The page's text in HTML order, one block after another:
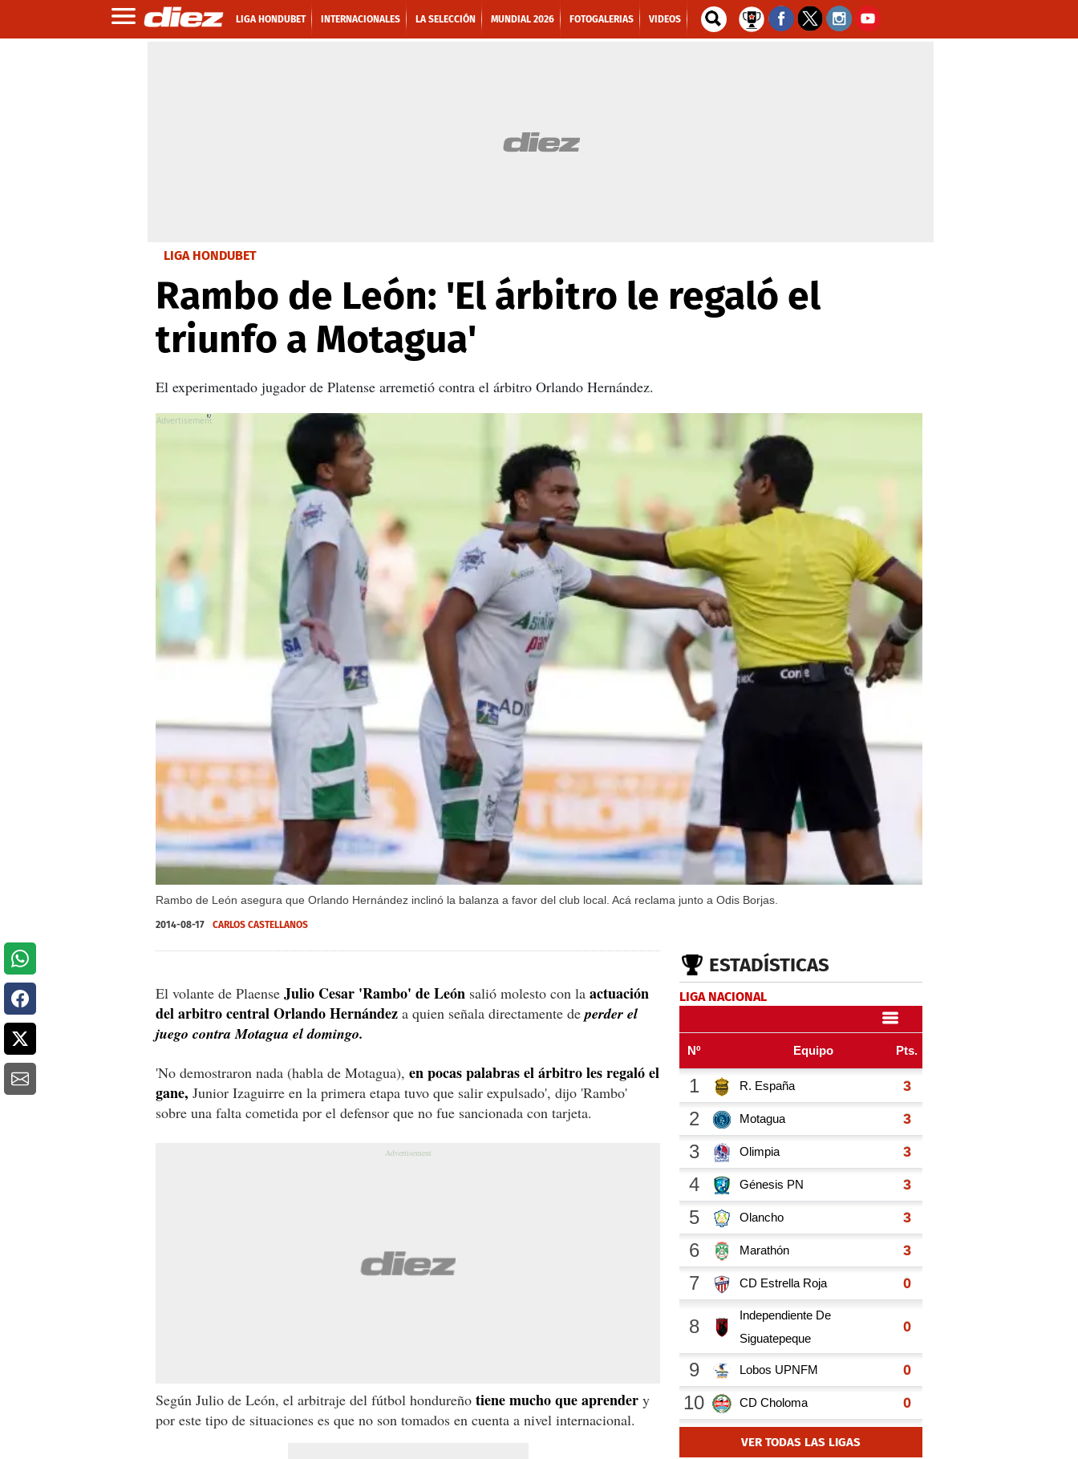
LIGA HONDUBET INTERNACIONALES LA SELECCIÓN MUNDIAL 2026 FOTOGALERIAS VIDEOS
LIGA HONDUBET
Rambo de León: 'El árbitro le regaló el
triunfo a Motagua'
El experimentado jugador de Platense arremetió contra el árbitro Orlando Hernández.
Rambo de León asegura que Orlando Hernández inclinó la balanza a favor del club local. Acá reclama junto a Odis Borjas.
X
2014-08-17 CARLOS CASTELLANOS
El volante de Plaense Julio Cesar 'Rambo' de León salió molesto con la actuación
del arbitro central Orlando Hernández a quien señala directamente deperder el
juego contra Motagua el domingo.
'No demostraron nada (habla de Motagua), en pocas palabras el árbitro les regaló el
gane, Junior Izaguirre en la primera etapa tuvo que salir expulsado', dijo 'Rambo'
sobre una falta cometida por el defensor que no fue sancionada con tarjeta.
Según Julio de León, el arbitraje del fútbol hondureño tiene mucho que aprender y
por este tipo de situaciones es que no son tomados en cuenta a nivel internacional.
ESTADÍSTICAS
LIGA NACIONAL
VER TODAS LAS LIGAS